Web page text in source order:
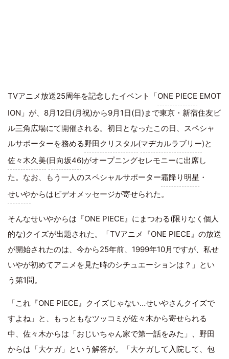
TVアニメ放送25周年を記念したイベント「ONE PIECE EMOT
ION」が、8月12日(月祝)から9月1日(日)まで東京・新宿住友ビ
ル三角広場にて開催される。初日となったこの日、スペシャ
ルサポーターを務める野田クリスタル(マヂカルラブリー)と
佐々木久美(日向坂46)がオープニングセレモニーに出席し
た。なお、もう一人のスペシャルサポーター霜降り明星 ・
せいやからはビデオメッセージが寄せられた。
そんなせいやからは『ONE PIECE』にまつわる(限りなく個人
的な)クイズが出題された。「TVアニメ『ONE PIECE』の放送
が開始されたのは、今から25年前、1999年10月ですが、私せ
いやが初めてアニメを見た時のシチュエーションは？」とい
う第1問。
「これ『ONE PIECE』クイズじゃない…せいやさんクイズで
すよね」と、もっともなツッコミが佐々木から寄せられる
中、佐々木からは「おじいちゃん家で第一話をみた」、野田
からは「大ケガ」という解答が。「大ケガして入院して、包